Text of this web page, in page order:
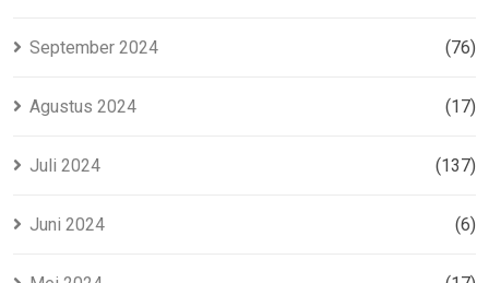
September 2024 (76)
Agustus 2024 (17)
Juli 2024 (137)
Juni 2024 (6)